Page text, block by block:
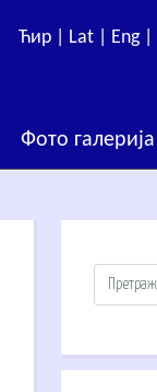
Ћир | Lat | Eng |
Фото галерија